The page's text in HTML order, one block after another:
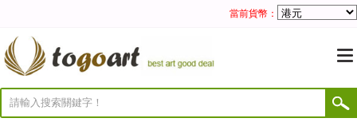
當前貨幣：